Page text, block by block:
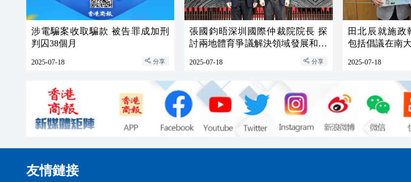
涉電騙案收取騙款 被告罪成加刑
判囚38個月
2025-07-18 分享
張國鈞晤深圳國際仲裁院院長 探
討兩地體育爭議解決領域發展和協
2025-07-18 分享
田北辰就施政
包括倡議在南
2025-07-18
友情鏈接